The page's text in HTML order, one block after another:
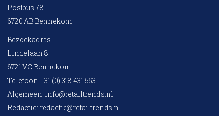
Postbus 78
6720 AB Bennekom
Bezoekadres
Lindelaan 8
6721 VC Bennekom
Telefoon: +31 (0) 318 431 553
Algemeen: info@retailtrends.nl
Redactie: redactie@retailtrends.nl